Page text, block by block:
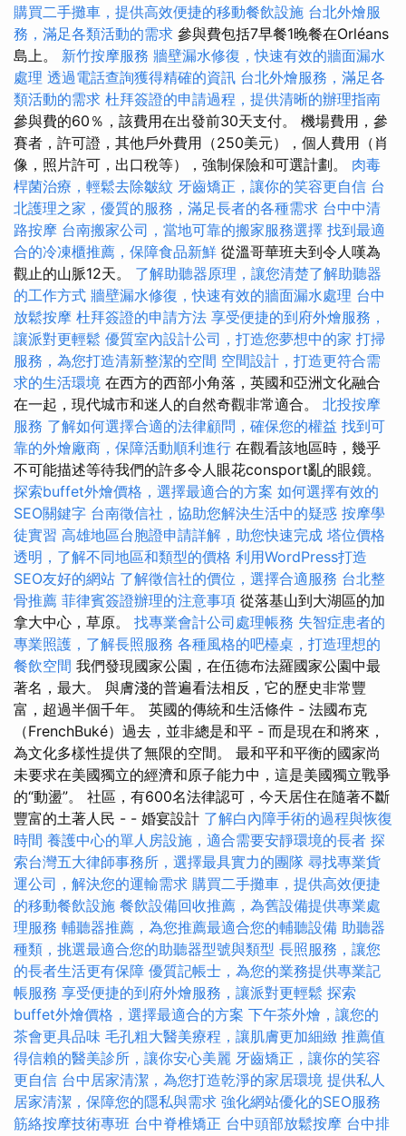
購買二手攤車，提供高效便捷的移動餐飲設施 台北外燴服
務，滿足各類活動的需求 參與費包括7早餐1晚餐在Orléans
島上。 新竹按摩服務 牆壁漏水修復，快速有效的牆面漏水
處理 透過電話查詢獲得精確的資訊 台北外燴服務，滿足各
類活動的需求 杜拜簽證的申請過程，提供清晰的辦理指南
參與費的60％，該費用在出發前30天支付。 機場費用，參
賽者，許可證，其他戶外費用（250美元），個人費用（肖
像，照片許可，出口稅等），強制保險和可選計劃。 肉毒
桿菌治療，輕鬆去除皺紋 牙齒矯正，讓你的笑容更自信 台
北護理之家，優質的服務，滿足長者的各種需求 台中中清
路按摩 台南搬家公司，當地可靠的搬家服務選擇 找到最適
合的冷凍櫃推薦，保障食品新鮮 從溫哥華班夫到令人嘆為
觀止的山脈12天。 了解助聽器原理，讓您清楚了解助聽器
的工作方式 牆壁漏水修復，快速有效的牆面漏水處理 台中
放鬆按摩 杜拜簽證的申請方法 享受便捷的到府外燴服務，
讓派對更輕鬆 優質室內設計公司，打造您夢想中的家 打掃
服務，為您打造清新整潔的空間 空間設計，打造更符合需
求的生活環境 在西方的西部小角落，英國和亞洲文化融合
在一起，現代城市和迷人的自然奇觀非常適合。 北投按摩
服務 了解如何選擇合適的法律顧問，確保您的權益 找到可
靠的外燴廠商，保障活動順利進行 在觀看該地區時，幾乎
不可能描述等待我們的許多令人眼花consport亂的眼鏡。
探索buffet外燴價格，選擇最適合的方案 如何選擇有效的
SEO關鍵字 台南徵信社，協助您解決生活中的疑惑 按摩學
徒實習 高雄地區台胞證申請詳解，助您快速完成 塔位價格
透明，了解不同地區和類型的價格 利用WordPress打造
SEO友好的網站 了解徵信社的價位，選擇合適服務 台北整
骨推薦 菲律賓簽證辦理的注意事項 從落基山到大湖區的加
拿大中心，草原。 找專業會計公司處理帳務 失智症患者的
專業照護，了解長照服務 各種風格的吧檯桌，打造理想的
餐飲空間 我們發現國家公園，在伍德布法羅國家公園中最
著名，最大。 與膚淺的普遍看法相反，它的歷史非常豐
富，超過半個千年。 英國的傳統和生活條件 - 法國布克
（FrenchBuké）過去，並非總是和平 - 而是現在和將來，
為文化多樣性提供了無限的空間。 最和平和平衡的國家尚
未要求在美國獨立的經濟和原子能力中，這是美國獨立戰爭
的“動盪”。 社區，有600名法律認可，今天居住在隨著不斷
豐富的土著人民 - - 婚宴設計 了解白內障手術的過程與恢復
時間 養護中心的單人房設施，適合需要安靜環境的長者 探
索台灣五大律師事務所，選擇最具實力的團隊 尋找專業貨
運公司，解決您的運輸需求 購買二手攤車，提供高效便捷
的移動餐飲設施 餐飲設備回收推薦，為舊設備提供專業處
理服務 輔聽器推薦，為您推薦最適合您的輔聽設備 助聽器
種類，挑選最適合您的助聽器型號與類型 長照服務，讓您
的長者生活更有保障 優質記帳士，為您的業務提供專業記
帳服務 享受便捷的到府外燴服務，讓派對更輕鬆 探索
buffet外燴價格，選擇最適合的方案 下午茶外燴，讓您的
茶會更具品味 毛孔粗大醫美療程，讓肌膚更加細緻 推薦值
得信賴的醫美診所，讓你安心美麗 牙齒矯正，讓你的笑容
更自信 台中居家清潔，為您打造乾淨的家居環境 提供私人
居家清潔，保障您的隱私與需求 強化網站優化的SEO服務
筋絡按摩技術專班 台中脊椎矯正 台中頭部放鬆按摩 台中排